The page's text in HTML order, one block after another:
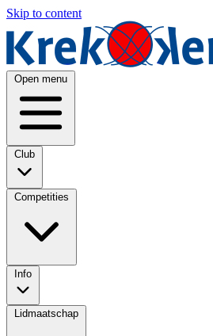
Skip to content
Open menu
Club
Competities
Info
Lidmaatschap